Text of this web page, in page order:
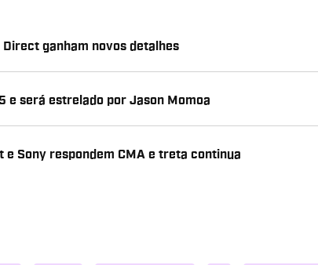
ganham novos detalhes
e será estrelado por Jason Momoa
Sony respondem CMA e treta continua